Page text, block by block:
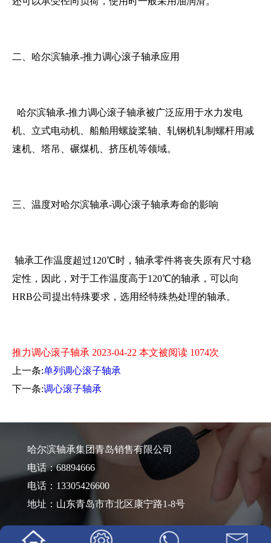
二、哈尔滨轴承-推力调心滚子轴承应用
哈尔滨轴承-推力调心滚子轴承被广泛应用于水力发电
机、立式电动机、船舶用螺旋桨轴、轧钢机轧制螺杆用减
速机、塔吊、碾煤机、挤压机等领域。
三、温度对哈尔滨轴承-调心滚子轴承寿命的影响
轴承工作温度超过120℃时，轴承零件将丧失原有尺寸稳
定性，因此，对于工作温度高于120℃的轴承，可以向
HRB公司提出特殊要求，选用经特殊热处理的轴承。
推力调心滚子轴承 2023-04-22 本文被阅读 1074次
上一条:单列调心滚子轴承
下一条:调心滚子轴承
哈尔滨轴承集团青岛销售有限公司
电话：68894666
电话：13305426600
地址：山东青岛市市北区康宁路1-8号